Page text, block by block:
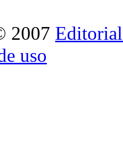
2007
uso